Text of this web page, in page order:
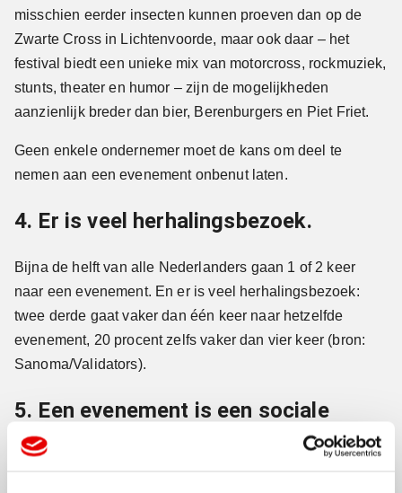
misschien eerder insecten kunnen proeven dan op de
Zwarte Cross in Lichtenvoorde, maar ook daar – het
festival biedt een unieke mix van motorcross, rockmuziek,
stunts, theater en humor – zijn de mogelijkheden
aanzienlijk breder dan bier, Berenburgers en Piet Friet.
Geen enkele ondernemer moet de kans om deel te
nemen aan een evenement onbenut laten.
4. Er is veel herhalingsbezoek.
Bijna de helft van alle Nederlanders gaan 1 of 2 keer
naar een evenement. En er is veel herhalingsbezoek:
twee derde gaat vaker dan één keer naar hetzelfde
evenement, 20 procent zelfs vaker dan vier keer (bron:
Sanoma/Validators).
5. Een evenement is een sociale
happening.